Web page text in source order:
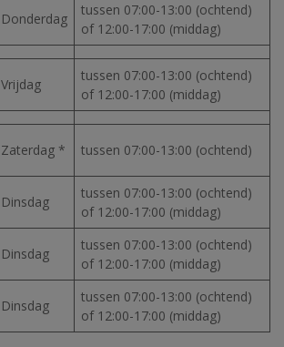
Donderdag
tussen 07:00-13:00 (ochtend)
of 12:00-17:00 (middag)
Vrijdag
tussen 07:00-13:00 (ochtend)
of 12:00-17:00 (middag)
Zaterdag * tussen 07:00-13:00 (ochtend)
Dinsdag
tussen 07:00-13:00 (ochtend)
of 12:00-17:00 (middag)
Dinsdag
tussen 07:00-13:00 (ochtend)
of 12:00-17:00 (middag)
Dinsdag
tussen 07:00-13:00 (ochtend)
of 12:00-17:00 (middag)